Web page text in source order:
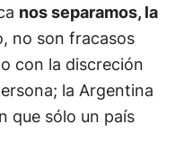
nos separamos, la
no son fracasos
con la discreción
la Argentina
que sólo un país